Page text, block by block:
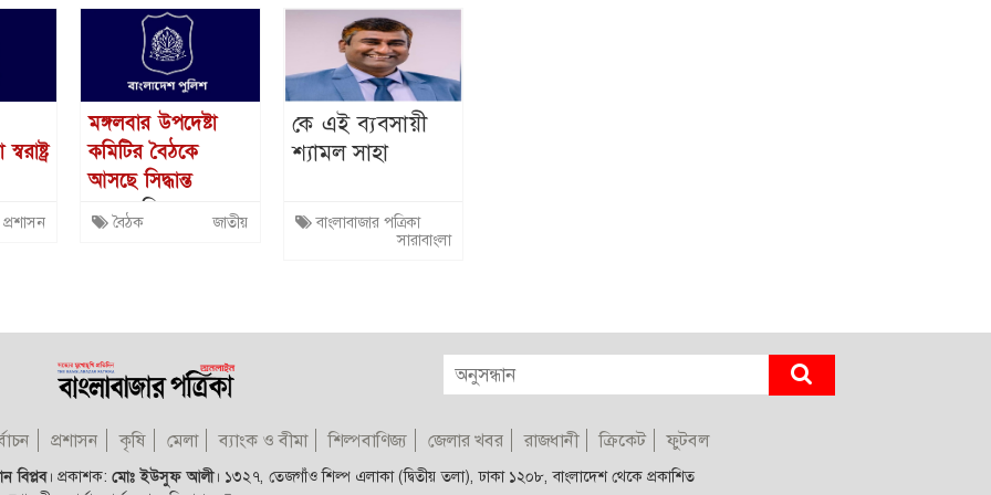
প্রশাসন
মঙ্গলবার উপদেষ্টা
কমিটির বৈঠকে
আসছে সিদ্ধান্ত
এবার তিন
বিতর্কিত নির্বাচনের
বৈঠক জাতীয়
কে এই ব্যবসায়ী
শ্যামল সাহা
বাংলাবাজার পত্রিকা
সারাবাংলা
প্রশাসন কৃষি মেলা ব্যাংক ও বীমা শিল্পবাণিজ্য জেলার খবর রাজধানী ক্রিকেট ফুটবল
বিপ্লব। প্রকাশক: মোঃ ইউসুফ আলী। ১৩২৭, তেজগাঁও শিল্প এলাকা (দ্বিতীয় তলা), ঢাকা ১২০৮, বাংলাদেশ থেকে প্রকাশিত